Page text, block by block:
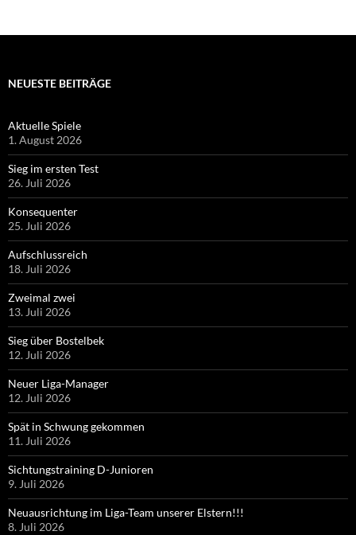
NEUESTE BEITRÄGE
Aktuelle Spiele
1. August 2026
Sieg im ersten Test
26. Juli 2026
Konsequenter
25. Juli 2026
Aufschlussreich
18. Juli 2026
Zweimal zwei
13. Juli 2026
Sieg über Bostelbek
12. Juli 2026
Neuer Liga-Manager
12. Juli 2026
Spät in Schwung gekommen
11. Juli 2026
Sichtungstraining D-Junioren
9. Juli 2026
Neuausrichtung im Liga-Team unserer Elstern!!!
8. Juli 2026